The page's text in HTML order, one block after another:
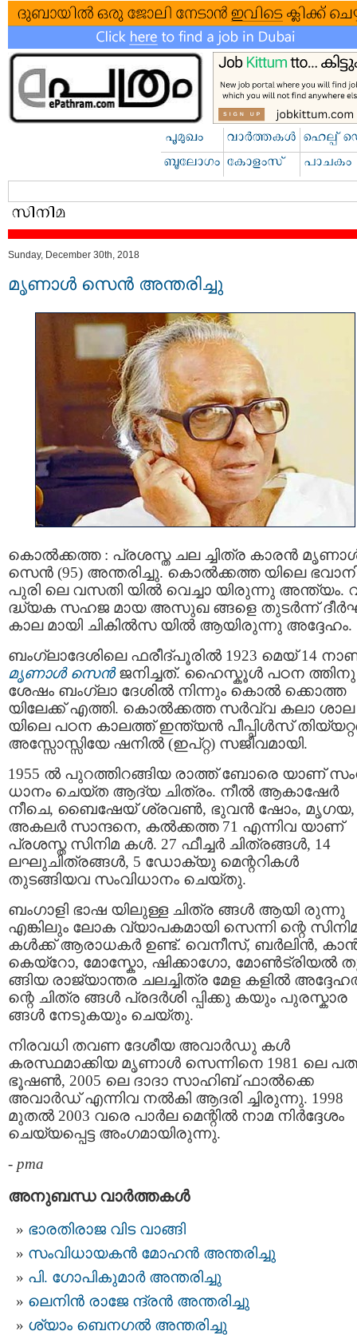
Sunday, December 30th, 2018
മൃണാള്‍ സെന്‍ അന്തരിച്ചു
കൊല്‍ക്കത്ത : പ്രശസ്ത ചല ച്ചിത്ര കാരന്‍
സെന്‍ (95) അന്തരിച്ചു. കൊല്‍ക്കത്ത യിലെ
പുരി ലെ വസതി യില്‍ വെച്ചാ യിരുന്നു അന്ത്യം.
ദ്ധ്യക സഹജ മായ അസുഖ ങ്ങളെ തുടർന്ന്
കാല മായി ചികില്‍സ യില്‍ ആയിരുന്നു അദ്ദേഹം.
ബംഗ്ലാദേശിലെ ഫരീദ്പൂരിൽ 1923 മെയ് 14
മൃണാള്‍ സെന്‍ജനിച്ചത്. ഹൈസ്കൂൾ പഠന ത്തിനു
ശേഷം ബംഗ്ലാ ദേശിൽ നിന്നും കൊല്‍ ക്കൊത്ത
യിലേക്ക് എത്തി. കൊല്‍ക്കത്ത സര്‍വ്വ കലാ ശാല
യിലെ പഠന കാലത്ത് ഇന്ത്യന്‍ പീപ്പിള്‍സ്
അസ്സോസ്സിയേ ഷനില്‍ (ഇപ്‍റ്റ) സജീവമായി.
1955 ല്‍ പുറത്തിറങ്ങിയ രാത്ത് ബോരെ യാണ്
ധാനം ചെയ്ത ആദ്യ ചിത്രം. നീൽ ആകാഷേർ
നീചെ, ബൈഷേയ് ശ്രവൺ, ഭുവൻ ഷോം, മൃഗയ,
അകലർ സാന്ദനെ, കൽക്കത്ത 71 എന്നിവ യാണ്
പ്രശസ്ത സിനിമ കൾ. 27 ഫീച്ചർ ചിത്രങ്ങൾ, 14
ലഘുചിത്രങ്ങൾ, 5 ഡോക്യു മെന്ററികൾ
തുടങ്ങിയവ സംവിധാനം ചെയ്തു.
ബംഗാളി ഭാഷ യിലുള്ള ചിത്ര ങ്ങള്‍ ആയി രുന്നു
എങ്കിലും ലോക വ്യാപകമായി സെന്നി ന്റെ
കള്‍ക്ക് ആരാധകര്‍ ഉണ്ട്. വെനീസ്, ബർലിൻ,
കെയ്റോ, മോസ്കോ, ഷിക്കാഗോ, മോൺട്രിയൽ
ങ്ങിയ രാജ്യാന്തര ചലച്ചിത്ര മേള കളിൽ
ന്റെ ചിത്ര ങ്ങള്‍ പ്രദര്‍ശി പ്പിക്കു കയും പുരസ്കാര
ങ്ങള്‍ നേടുകയും ചെയ്തു.
നിരവധി തവണ ദേശീയ അവാര്‍ഡു കള്‍
കരസ്ഥമാക്കിയ മൃണാള്‍ സെന്നിനെ 1981 ലെ
ഭൂഷണ്‍, 2005 ലെ ദാദാ സാഹിബ് ഫാല്‍ക്കെ
അവാര്‍ഡ് എന്നിവ നല്‍കി ആദരി ച്ചിരുന്നു. 1998
മുതൽ 2003 വരെ പാർല മെന്റിൽ നാമ നിർദ്ദേശം
ചെയ്യപ്പെട്ട അംഗമായിരുന്നു.
- pma
അനുബന്ധ വാര്‍ത്തകള്‍
ഭാരതിരാജ വിട വാങ്ങി
സംവിധായകൻ മോഹൻ അന്തരിച്ചു
പി. ഗോപികുമാർ അന്തരിച്ചു
ലെനിൻ രാജേ ന്ദ്രൻ അന്തരിച്ചു
ശ്യാം ബെനഗല്‍ അന്തരിച്ചു